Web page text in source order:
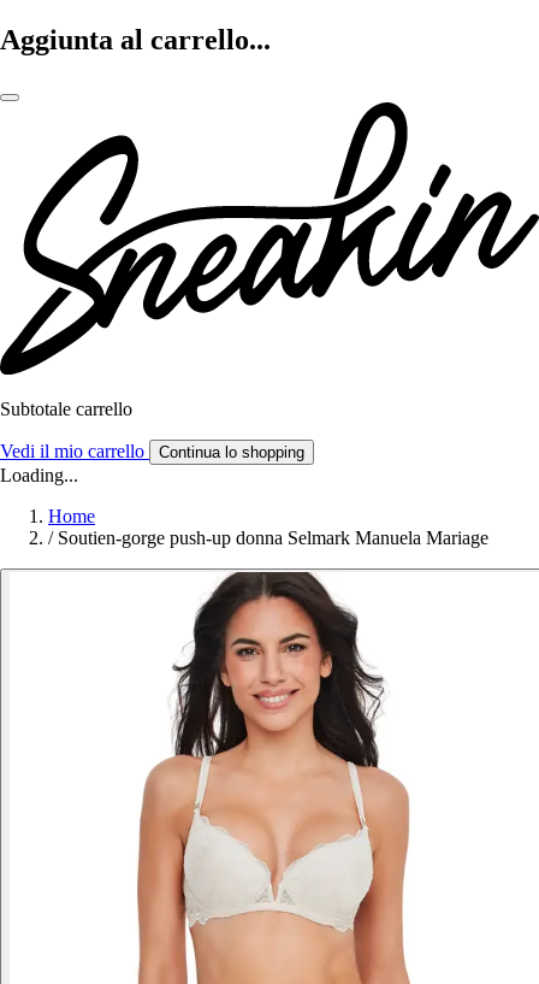
Aggiunta al carrello...
Subtotale carrello
Vedi il mio carrello Continua lo shopping
Loading...
Home
/ Soutien-gorge push-up donna Selmark Manuela Mariage